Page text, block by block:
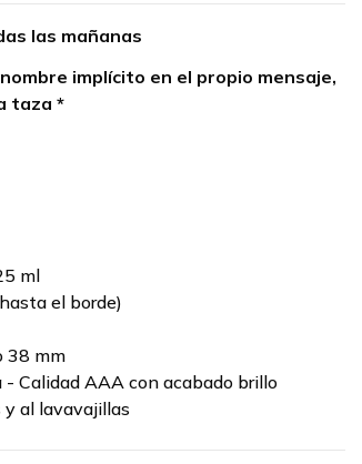
las mañanas
implícito en el propio mensaje,
taza *
ml
el borde)
38 mm
Calidad AAA con acabado brillo
al lavavajillas